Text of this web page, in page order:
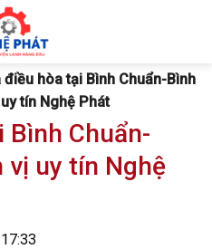
điều hòa tại Bình Chuẩn-Bình
tín Nghệ Phát
Bình Chuẩn-
vị uy tín Nghệ